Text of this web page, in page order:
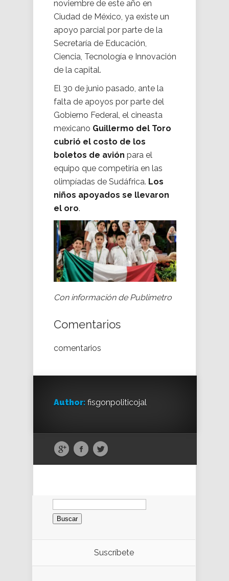
noviembre de este año en
Ciudad de México, ya existe un
apoyo parcial por parte de la
Secretaría de Educación,
Ciencia, Tecnología e Innovación
de la capital.
El 30 de junio pasado, ante la
falta de apoyos por parte del
Gobierno Federal, el cineasta
mexicano Guillermo del Toro
cubrió el costo de los
boletos de avión para el
equipo que competiría en las
olimpíadas de Sudáfrica. Los
niños apoyados se llevaron
el oro.
Con información de Publimetro
Comentarios
comentarios
Author: fisgonpoliticojal
Buscar:
Suscríbete